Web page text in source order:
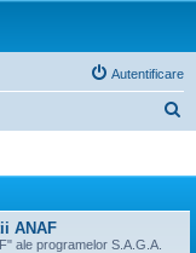
Autentificare
ANAF
ale programelor S.A.G.A.